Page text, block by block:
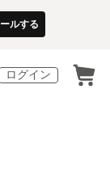
ルする
ログイン